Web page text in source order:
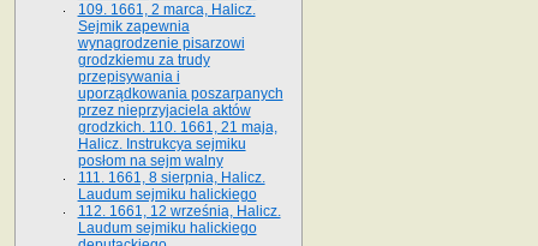
109. 1661, 2 marca, Halicz.
Sejmik zapewnia
wynagrodzenie pisarzowi
grodzkiemu za trudy
przepisywania i
uporządkowania poszarpanych
przez nieprzyjaciela aktów
grodzkich. 110. 1661, 21 maja,
Halicz. Instrukcya sejmiku
posłom na sejm walny
111. 1661, 8 sierpnia, Halicz.
Laudum sejmiku halickiego
112. 1661, 12 września, Halicz.
Laudum sejmiku halickiego